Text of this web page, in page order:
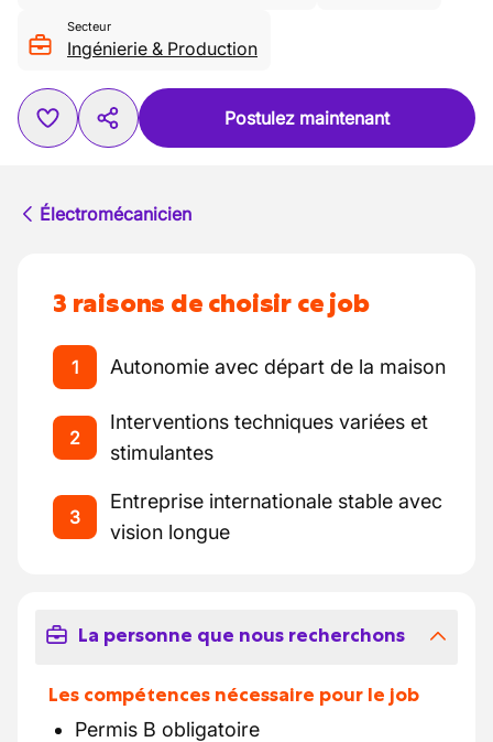
Secteur
Ingénierie & Production
Postulez maintenant
Électromécanicien
3 raisons de choisir ce job
1 Autonomie avec départ de la maison
2
Interventions techniques variées et
stimulantes
3
Entreprise internationale stable avec
vision longue
La personne que nous recherchons
Les compétences nécessaire pour le job
Permis B obligatoire